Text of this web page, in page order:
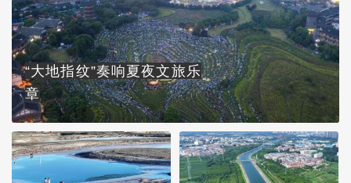
“大地指纹”奏响夏夜文旅乐
章